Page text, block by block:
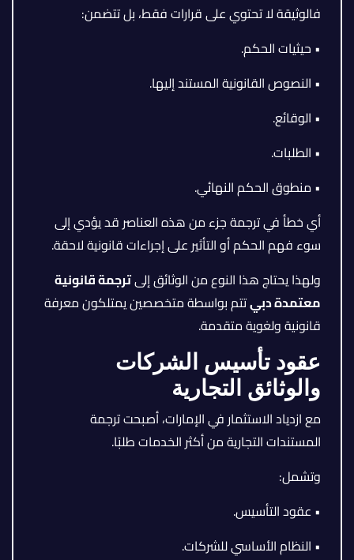
فالوثيقة لا تحتوي على قرارات فقط، بل تتضمن:
• حيثيات الحكم.
• النصوص القانونية المستند إليها.
• الوقائع.
• الطلبات.
• منطوق الحكم النهائي.
أي خطأ في ترجمة جزء من هذه العناصر قد يؤدي إلى
سوء فهم الحكم أو التأثير على إجراءات قانونية لاحقة.
ولهذا يحتاج هذا النوع من الوثائق إلىترجمة قانونية
معتمدة دبيتتم بواسطة متخصصين يمتلكون معرفة
قانونية ولغوية متقدمة.
عقود تأسيس الشركات
والوثائق التجارية
مع ازدياد الاستثمار في الإمارات، أصبحت ترجمة
المستندات التجارية من أكثر الخدمات طلبًا.
وتشمل:
• عقود التأسيس.
• النظام الأساسي للشركات.